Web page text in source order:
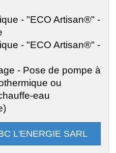
- "ECO Artisan®" -
- "ECO Artisan®" -
- Pose de pompe à
ou
eau
L'ENERGIE SARL